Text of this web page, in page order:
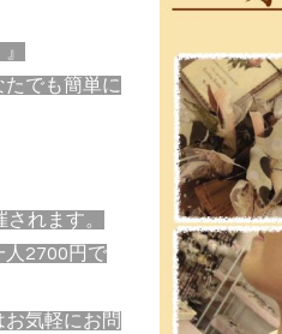
でも簡単に
れます。
人2700円で
気軽にお問